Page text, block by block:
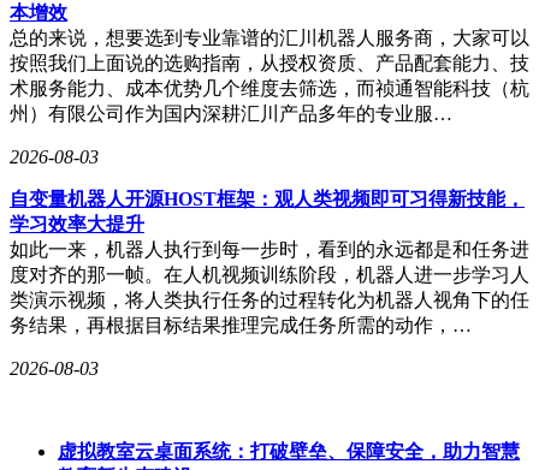
本增效
总的来说，想要选到专业靠谱的汇川机器人服务商，大家可以
按照我们上面说的选购指南，从授权资质、产品配套能力、技
术服务能力、成本优势几个维度去筛选，而祯通智能科技（杭
州）有限公司作为国内深耕汇川产品多年的专业服…
2026-08-03
自变量机器人开源HOST框架：观人类视频即可习得新技能，
学习效率大提升
如此一来，机器人执行到每一步时，看到的永远都是和任务进
度对齐的那一帧。在人机视频训练阶段，机器人进一步学习人
类演示视频，将人类执行任务的过程转化为机器人视角下的任
务结果，再根据目标结果推理完成任务所需的动作，…
2026-08-03
虚拟教室云桌面系统：打破壁垒、保障安全，助力智慧